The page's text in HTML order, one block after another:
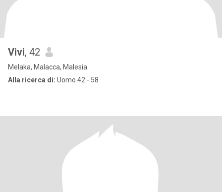
Vivi, 42
Melaka, Malacca, Malesia
Alla ricerca di: Uomo 42 - 58